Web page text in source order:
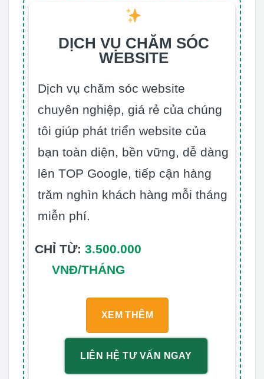
DỊCH VỤ CHĂM SÓC
WEBSITE
Dịch vụ chăm sóc website
chuyên nghiệp, giá rẻ của chúng
tôi giúp phát triển website của
bạn toàn diện, bền vững, dễ dàng
lên TOP Google, tiếp cận hàng
trăm nghìn khách hàng mỗi tháng
miễn phí.
CHỈ TỪ: 3.500.000
VNĐ/THÁNG
XEM THÊM
LIÊN HỆ TƯ VẤN NGAY